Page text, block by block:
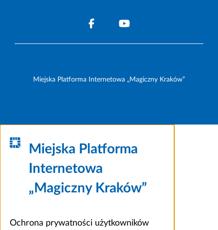
Miejska Platforma Internetowa „Magiczny Kraków”
Miejska Platforma
Internetowa
„Magiczny Kraków”
Ochrona prywatności użytkowników